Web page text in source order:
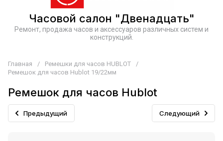
Часовой салон "Двенадцать"
Ремонт, продажа часов и аксессуаров различных систем и
конструкций.
Главная / Ремешки для часов HUBLOT
/
Ремешок для часов Hublot 19/22мм
Ремешок для часов Hublot
Предыдущий Следующий